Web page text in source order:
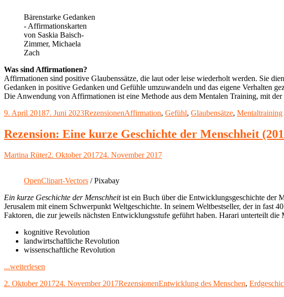
geht
(2019)"
Bärenstarke Gedanken
- Affirmationskarten
von Saskia Baisch-
Zimmer, Michaela
Zach
Was sind Affirmationen?
Affirmationen sind positive Glaubenssätze, die laut oder leise wiederholt werden. Sie
Gedanken in positive Gedanken und Gefühle umzuwandeln und das eigene Verhalten
Die Anwendung von Affirmationen ist eine Methode aus dem Mentalen Training, mit
Veröffentlicht
9. April 20187. Juni 2023Kategorien
RezensionenSchlagwörter
Affirmation, Gefühl, Glaubensätze, Mentaltraining
Rezension: Eine kurze Geschichte der Menschheit
Autor
Martina RüterVeröffentlicht
2. Oktober 201724. November 2017
OpenClipart-Vectors / Pixabay
Ein kurze Geschichte der Menschheitist ein Buch über die Entwicklungsgeschichte der
Jerusalem mit einem Schwerpunkt Weltgeschichte. In seinem Weltbestseller, der in fast
Faktoren, die zur jeweils nächsten Entwicklungsstufe geführt haben. Harari unterteilt die
kognitive Revolution
landwirtschaftliche Revolution
wissenschaftliche Revolution
...weiterlesen
kurze
Veröffentlicht
2. Oktober 201724. November 2017Kategorien
RezensionenSchlagwörter
Entwicklung des Menschen,